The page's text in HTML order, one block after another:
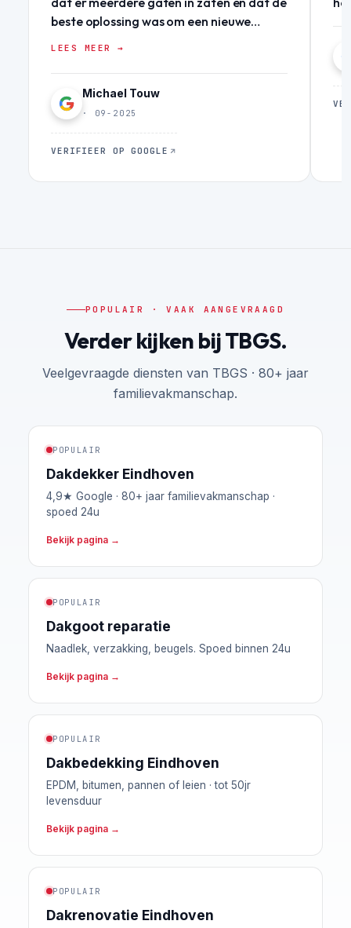
beste oplossing was om een nieuwe
Duidelijke offerte geleverd met goede
onderbouwing! Woensdag stonden ze
weer voor de deur om de hele goot
opnieuw te coaten. Goed advies
gekregen over eventuele toekomstige
LEES MEER →
Michael Touw
· 09-2025
VERIFIEER OP GOOGLE
POPULAIR · VAAK AANGEVRAAGD
Verder kijken bij TBGS.
Veelgevraagde diensten van TBGS · 80+ jaar
familievakmanschap.
POPULAIR
Dakdekker Eindhoven
4,9★ Google · 80+ jaar familievakmanschap ·
spoed 24u
Bekijk pagina →
POPULAIR
Dakgoot reparatie
Naadlek, verzakking, beugels. Spoed binnen 24u
Bekijk pagina →
POPULAIR
Dakbedekking Eindhoven
EPDM, bitumen, pannen of leien · tot 50jr
levensduur
Bekijk pagina →
POPULAIR
Dakrenovatie Eindhoven